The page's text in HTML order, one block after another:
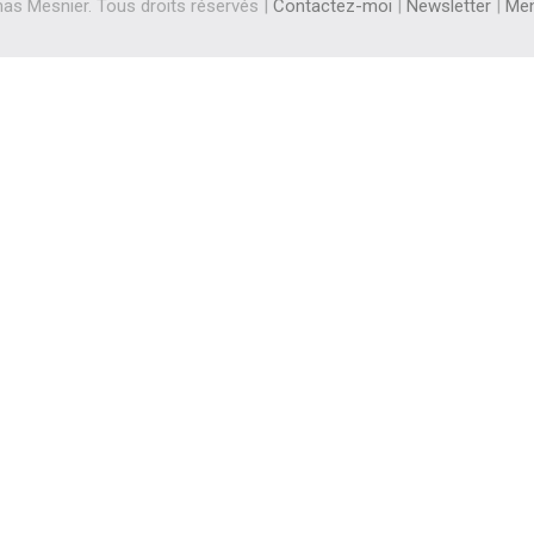
Mesnier. Tous droits réservés |Contactez-moi |Newsletter |